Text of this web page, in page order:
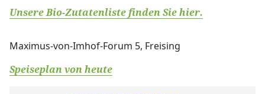
Unsere Bio-Zutatenliste finden Sie hier.
Maximus-von-Imhof-Forum 5, Freising
Speiseplan von heute